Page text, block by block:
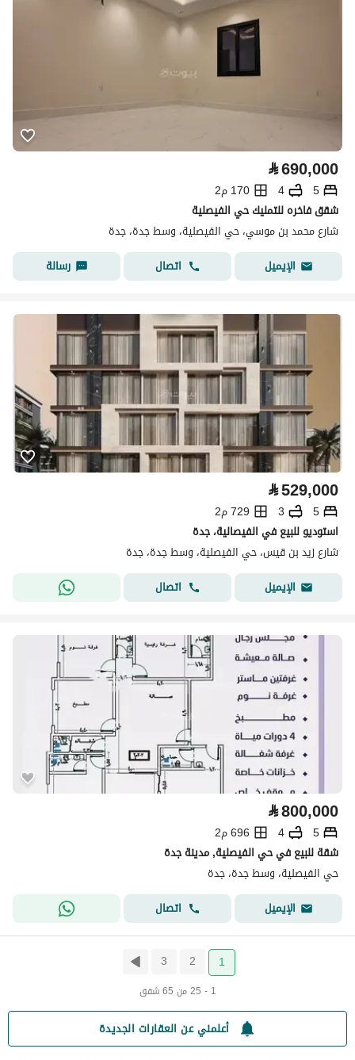
⃁690,000
5
4
170 م2
شقق فاخره للتمليك حي الفيصلية
شارع محمد بن موسي، حي الفيصلية، وسط جدة، جدة
الإيميل
اتصال رسالة
⃁529,000
5
3
729 م2
استوديو للبيع في الفيصالية، جدة
شارع زيد بن قيس، حي الفيصلية، وسط جدة، جدة
الإيميل
اتصال
⃁800,000
5
4
696 م2
شقة للبيع في حي الفيصلية, مدينة جدة
حي الفيصلية، وسط جدة، جدة
الإيميل
اتصال
1
2
3
1 - 25 من 65 شقق
أعلمني عن العقارات الجديدة